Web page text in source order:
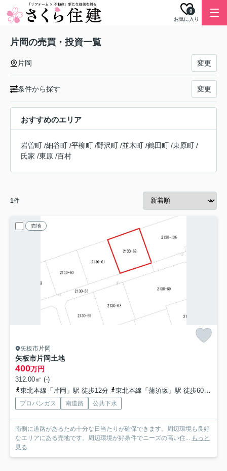
お気に入り
0
片岡の売買・投資一覧
片岡 変更
条件から探す 変更
おすすめのエリア
岩曽町 /細谷町 /平柳町 /野沢町 /並木町 /鶴田町 /東原町 /
氏家 /東原 /百村
1件
売地
矢板市片岡
矢板市片岡土地
400万円
312.00㎡ (-)
東北本線「片岡」駅 徒歩12分
東北本線「蒲須坂」駅 徒歩60分
プロパンガス 南道路 公共下水
南側に道路があるため十分な日当たりが確保できます。周辺環境も良好
なエリアにある売地です。周辺環境が好条件でニーズの高い住... もっと
見る